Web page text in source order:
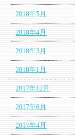
2018年5月
2018年4月
2018年3月
2018年1月
2017年12月
2017年6月
2017年4月